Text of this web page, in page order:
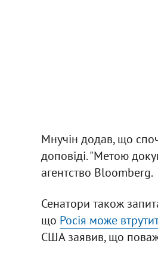
Мнучін додав, що
доповіді. "Метою
агентство Bloomberg.
Сенатори також
що Росія може
США заявив, що